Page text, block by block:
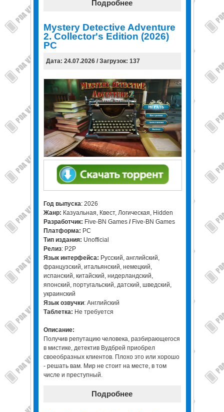
Подробнее
Mystery Detective Adventure
2. Collector's Edition (2026)
PC
Дата: 24.07.2026 / Загрузок: 137
Год выпуска: 2026
Жанр: Казуальная, Квест, Логическая, Hidden
Разработчик: Five-BN Games/ Five-BN Games
Платформа: PC
Тип издания: Unofficial
Релиз: P2P
Язык интерфейса: Русский, английский,
французский, итальянский, немецкий,
испанский, китайский, нидерландский,
японский, португальский, датский, шведский,
украинский
Язык озвучки: Английский
Таблетка: Не требуется
Описание:
Получив репутацию человека, разбирающегося
в мистике, детектив Вудбрей приобрел
своеобразных клиентов. Плохо это или хорошо
- решать вам. Мир не стоит на месте, в том
числе и преступный.
Подробнее